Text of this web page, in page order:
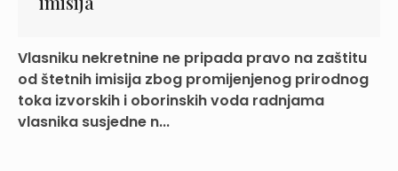
Vlasniku nekretnine ne pripada pravo na zaštitu
od štetnih imisija zbog promijenjenog prirodnog
toka izvorskih i oborinskih voda radnjama
vlasnika susjedne n...